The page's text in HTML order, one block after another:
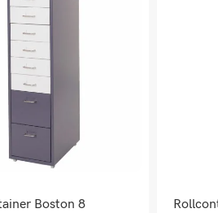
Boston 8